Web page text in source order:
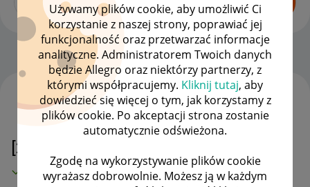
Używamy plików cookie, aby umożliwić Ci
korzystanie z naszej strony, poprawiać jej
funkcjonalność oraz przetwarzać informacje
analityczne. Administratorem Twoich danych
będzie Allegro oraz niektórzy partnerzy, z
którymi współpracujemy. Kliknij tutaj, aby
dowiedzieć się więcej o tym, jak korzystamy z
plików cookie. Po akceptacji strona zostanie
automatycznie odświeżona.
Zgodę na wykorzystywanie plików cookie
wyrażasz dobrowolnie. Możesz ją w każdym
Zaawansowani sprzedawcy OPCJE
[27.11.2023] Awaria API InPost
MAMY ROZWIĄZANIE!
WSZYSTKIE TEMATY